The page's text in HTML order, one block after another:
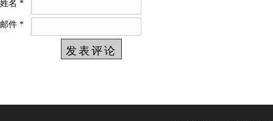
姓名 *
邮件 *